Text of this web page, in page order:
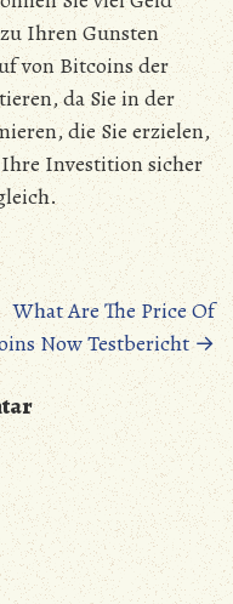
Ihren Gunsten
von Bitcoins der
da Sie in der
die Sie erzielen,
Investition sicher
What Are The Price Of
Now Testbericht →